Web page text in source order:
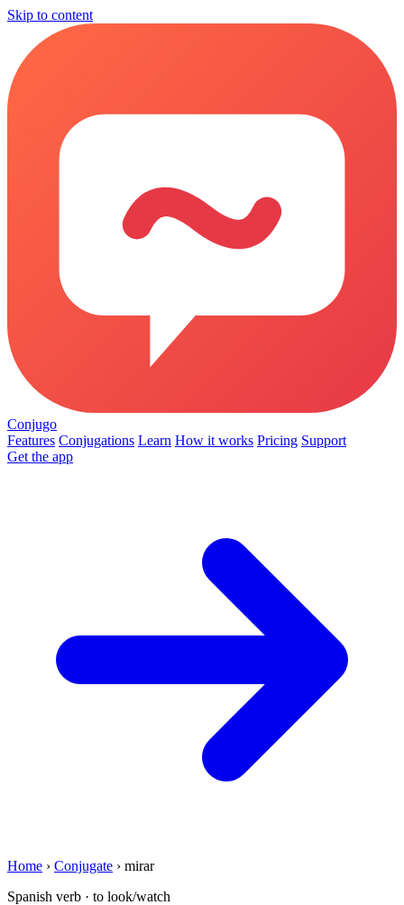
Skip to content
Conjugo
Features Conjugations Learn How it works Pricing Support
Get the app
Home › Conjugate › mirar
Spanish verb · to look/watch